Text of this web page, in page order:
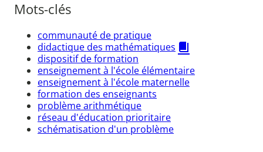
Mots-clés
communauté de pratique
didactique des mathématiques
dispositif de formation
enseignement à l'école élémentaire
enseignement à l'école maternelle
formation des enseignants
problème arithmétique
réseau d'éducation prioritaire
schématisation d'un problème